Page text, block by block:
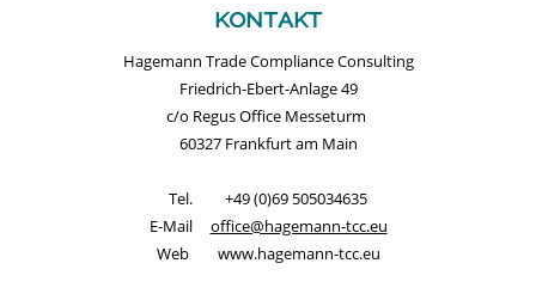
kontakt
Hagemann Trade Compliance Consulting
Friedrich-Ebert-Anlage 49
c/o Regus Office Messeturm
60327 Frankfurt am Main
Tel. +49 (0)69 505034635
E-Mail office@hagemann-tcc.eu
Web www.hagemann-tcc.eu